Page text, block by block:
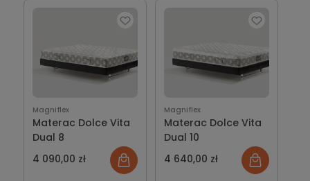
Magniflex
Materac Dolce Vita
Dual 8
4 090,00 zł
Magniflex
Materac Dolce Vita
Dual 10
4 640,00 zł